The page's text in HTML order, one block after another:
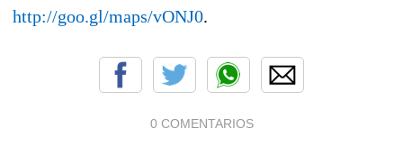
http://goo.gl/maps/vONJ0.
0 COMENTARIOS